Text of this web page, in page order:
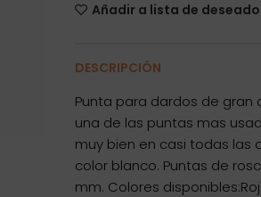
Añadir a lista de
DESCRIPCIÓN
Punta para dardos de gran
una de las puntas mas
muy bien en casi todas las
color blanco. Puntas de
mm. Colores